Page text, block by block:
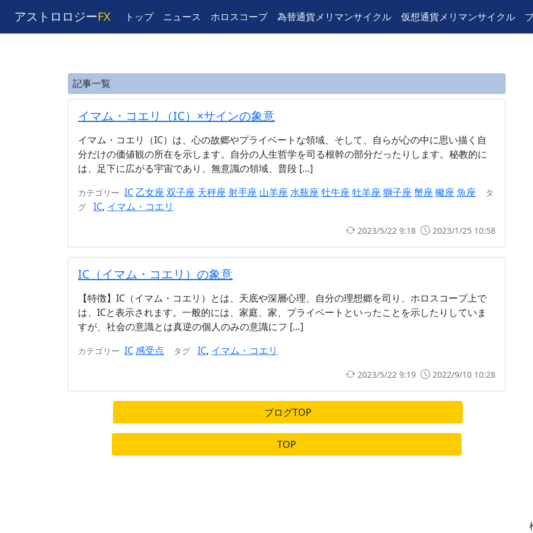
アストロロジーFX トップ ニュース ホロスコープ 為替通貨メリマンサイクル 仮想通貨メリマンサイクル
記事一覧
イマム・コエリ（IC）×サインの象意
イマム・コエリ（IC）は、心の故郷やプライベートな領域、そして、自らが心の中に思い描く自
分だけの価値観の所在を示します。自分の人生哲学を司る根幹の部分だったりします。秘教的に
は、足下に広がる宇宙であり、無意識の領域、普段 […]
カテゴリー IC 乙女座 双子座 天秤座 射手座 山羊座 水瓶座 牡牛座 牡羊座 獅子座 蟹座 蠍座 魚座
タ
グ
IC, イマム・コエリ
2023/5/22 9:18 2023/1/25 10:58
IC（イマム・コエリ）の象意
【特徴】IC（イマム・コエリ）とは、天底や深層心理、自分の理想郷を司り、ホロスコープ上で
は、ICと表示されます。一般的には、家庭、家、プライベートといったことを示したりしていま
すが、社会の意識とは真逆の個人のみの意識にフ […]
カテゴリー IC感受点 タグ IC, イマム・コエリ
2023/5/22 9:19 2022/9/10 10:28
ブログTOP
TOP